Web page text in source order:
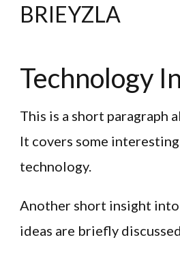
BRIEYZLA
Technology
This is a short paragraph
It covers some
technology.
Another short insight
ideas are briefly